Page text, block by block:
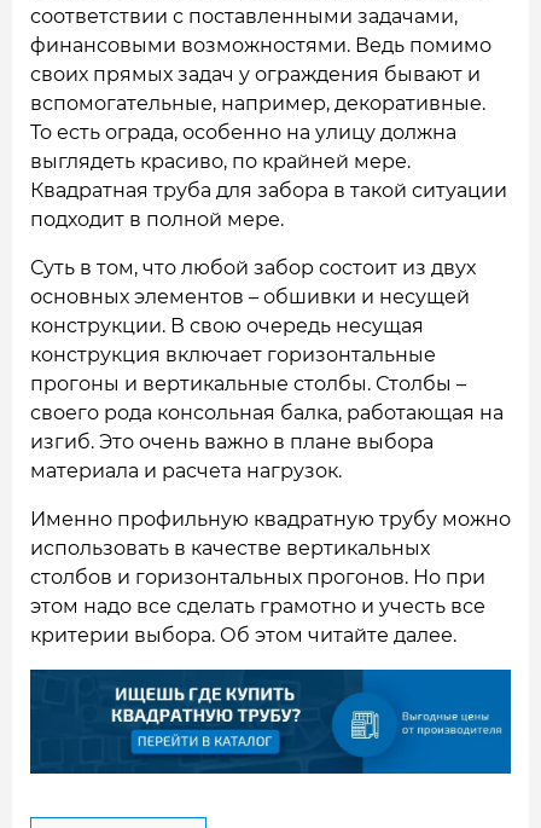
соответствии с поставленными задачами,
финансовыми возможностями. Ведь помимо
своих прямых задач у ограждения бывают и
вспомогательные, например, декоративные.
То есть ограда, особенно на улицу должна
выглядеть красиво, по крайней мере.
Квадратная труба для забора в такой ситуации
подходит в полной мере.
Суть в том, что любой забор состоит из двух
основных элементов – обшивки и несущей
конструкции. В свою очередь несущая
конструкция включает горизонтальные
прогоны и вертикальные столбы. Столбы –
своего рода консольная балка, работающая на
изгиб. Это очень важно в плане выбора
материала и расчета нагрузок.
Именно профильную квадратную трубу можно
использовать в качестве вертикальных
столбов и горизонтальных прогонов. Но при
этом надо все сделать грамотно и учесть все
критерии выбора. Об этом читайте далее.